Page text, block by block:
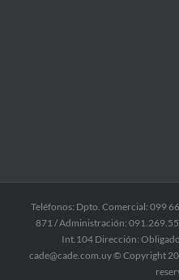
Teléfonos: Dpto. Comercial: 099
871 / Administración:
Int.104 Dirección:
cade@cade.com.uy © Copyright